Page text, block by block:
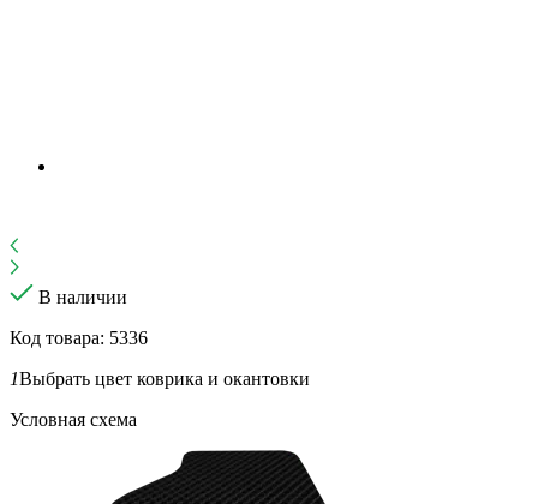
В наличии
Код товара: 5336
1Выбрать цвет коврика и окантовки
Условная схема